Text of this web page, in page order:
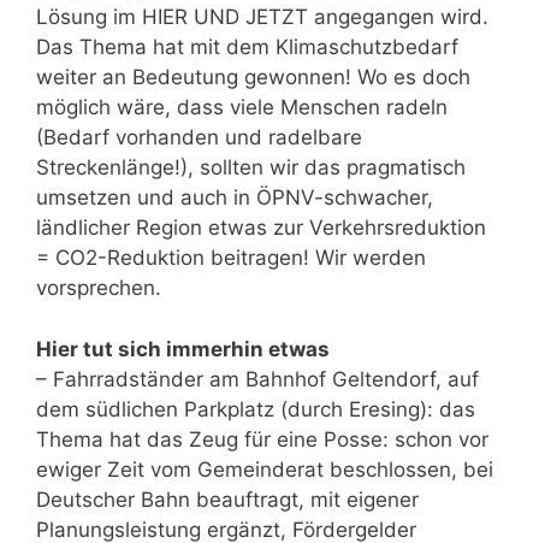
Lösung im HIER UND JETZT angegangen wird.
Das Thema hat mit dem Klimaschutzbedarf
weiter an Bedeutung gewonnen! Wo es doch
möglich wäre, dass viele Menschen radeln
(Bedarf vorhanden und radelbare
Streckenlänge!), sollten wir das pragmatisch
umsetzen und auch in ÖPNV-schwacher,
ländlicher Region etwas zur Verkehrsreduktion
= CO2-Reduktion beitragen! Wir werden
vorsprechen.
Hier tut sich immerhin etwas
– Fahrradständer am Bahnhof Geltendorf, auf
dem südlichen Parkplatz (durch Eresing): das
Thema hat das Zeug für eine Posse: schon vor
ewiger Zeit vom Gemeinderat beschlossen, bei
Deutscher Bahn beauftragt, mit eigener
Planungsleistung ergänzt, Fördergelder